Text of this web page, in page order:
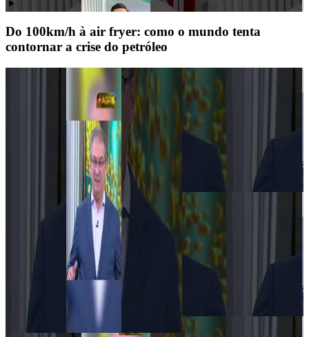
Do 100km/h à air fryer: como o mundo tenta
contornar a crise do petróleo